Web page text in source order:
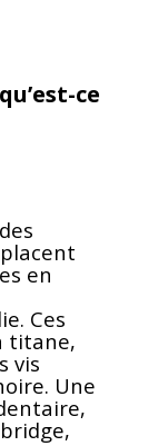
ce
en
Ces
titane,
vis
Une